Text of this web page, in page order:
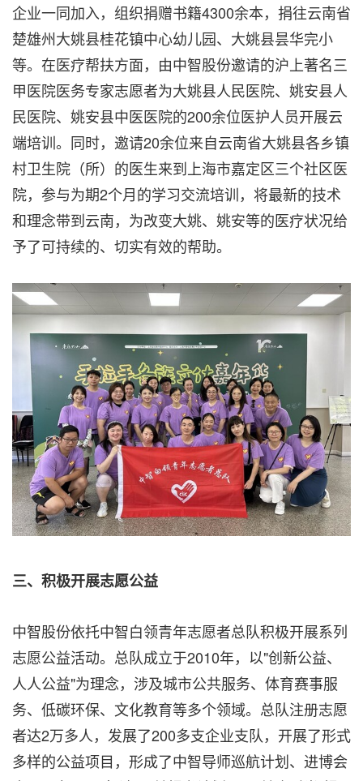
企业一同加入，组织捐赠书籍4300余本，捐往云南省
楚雄州大姚县桂花镇中心幼儿园、大姚县昙华完小
等。在医疗帮扶方面，由中智股份邀请的沪上著名三
甲医院医务专家志愿者为大姚县人民医院、姚安县人
民医院、姚安县中医医院的200余位医护人员开展云
端培训。同时，邀请20余位来自云南省大姚县各乡镇
村卫生院（所）的医生来到上海市嘉定区三个社区医
院，参与为期2个月的学习交流培训，将最新的技术
和理念带到云南，为改变大姚、姚安等的医疗状况给
予了可持续的、切实有效的帮助。
三、积极开展志愿公益
中智股份依托中智白领青年志愿者总队积极开展系列
志愿公益活动。总队成立于2010年，以"创新公益、
人人公益"为理念，涉及城市公共服务、体育赛事服
务、低碳环保、文化教育等多个领域。总队注册志愿
者达2万多人，发展了200多支企业支队，开展了形式
多样的公益项目，形成了中智导师巡航计划、进博会